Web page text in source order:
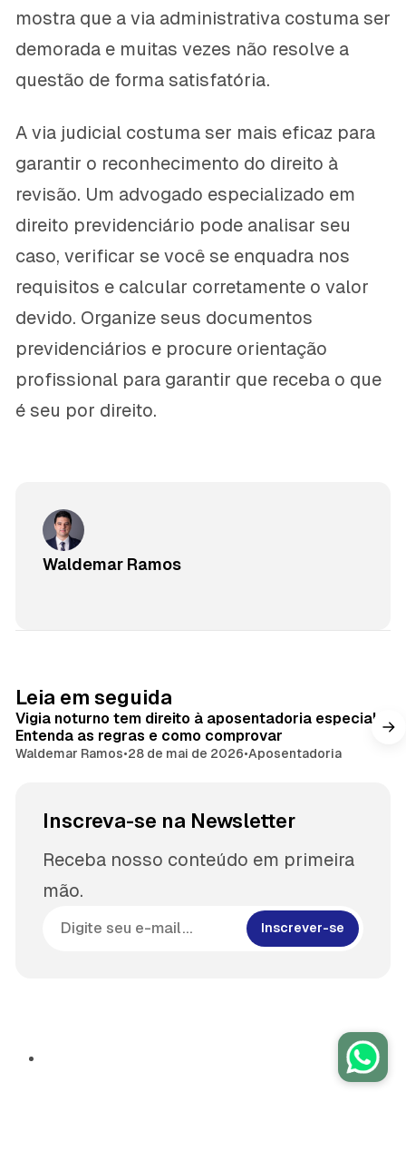
mostra que a via administrativa costuma ser
demorada e muitas vezes não resolve a
questão de forma satisfatória.
A via judicial costuma ser mais eficaz para
garantir o reconhecimento do direito à
revisão. Um advogado especializado em
direito previdenciário pode analisar seu
caso, verificar se você se enquadra nos
requisitos e calcular corretamente o valor
devido. Organize seus documentos
previdenciários e procure orientação
profissional para garantir que receba o que
é seu por direito.
Waldemar Ramos
Leia em seguida
Vigia noturno tem direito à aposentadoria especial?
Entenda as regras e como comprovar
Waldemar Ramos•28 de mai de 2026•Aposentadoria
Inscreva-se na Newsletter
Receba nosso conteúdo em primeira
mão.
Inscrever-se